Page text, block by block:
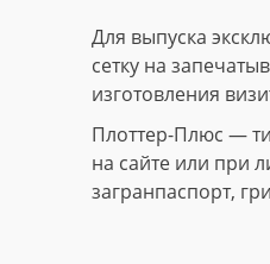
Для выпуска
сетку на
изготовления
Плоттер-Плюс —
на сайте или при
загранпаспорт,